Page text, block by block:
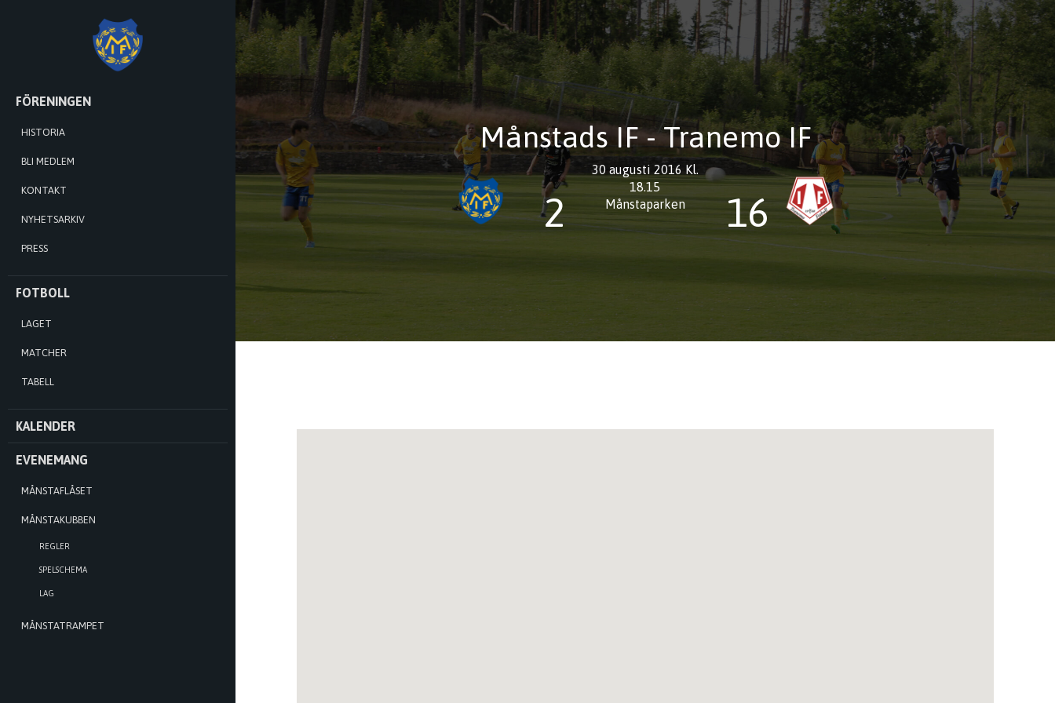
MÅNSTADS
IF
HOPPA
TILL
INNEHÅLL
FÖRENINGEN
HISTORIA
BLI MEDLEM
KONTAKT
NYHETSARKIV
PRESS
FOTBOLL
LAGET
MATCHER
TABELL
KALENDER
EVENEMANG
MÅNSTAFLÅSET
MÅNSTAKUBBEN
REGLER
SPELSCHEMA
LAG
MÅNSTATRAMPET
Månstads IF - Tranemo IF
2
30 augusti 2016 Kl.
18.15
Månstaparken
16